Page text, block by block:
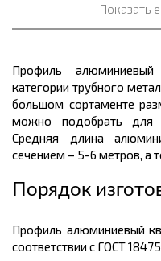
Показать
Профиль
категории трубного
большом сортаменте
можно подобрать для
Средняя длина
сечением – 5-6 метров, а
Порядок
Профиль алюминиевый
соответствии с ГОСТ